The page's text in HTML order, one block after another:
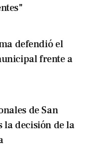
defendió el
frente a
de San
la decisión de la